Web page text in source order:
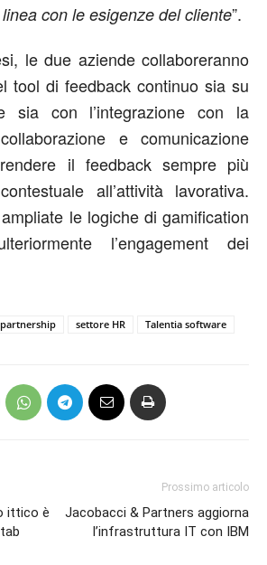
con le esigenze del cliente”.
le due aziende collaboreranno
tool di feedback continuo sia su
sia con l’integrazione con la
e comunicazione
il feedback sempre più
all’attività lavorativa.
le logiche di gamification
l’engagement dei
partnership settore HR Talentia software
ittico è
Prossimo articolo
Jacobacci & Partners aggiorna
l’infrastruttura IT con IBM